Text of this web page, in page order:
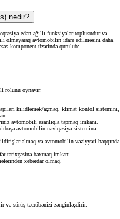
nədir?
edən ağıllı funksiyalar toplusudur və
olmayaraq avtomobilin idarə edilməsini daha
komponent üzərində qurulub:
rolunu oynayır:
kilidləmək/açmaq, klimat kontol sistemini,
avtomobili asanlıqla tapmaq imkanı.
avtomobilin naviqasiya sisteminə
almaq və avtomobilin vəziyyəti haqqında
tarixçəsinə baxmaq imkanı.
xəbərdar olmaq.
və sürüş təcrübənizi zənginləşdirir: